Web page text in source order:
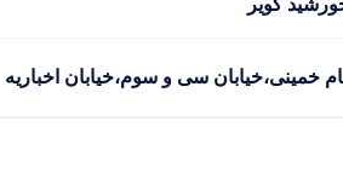
خمینی،خیابان سی و سوم،خیابان اخباریه